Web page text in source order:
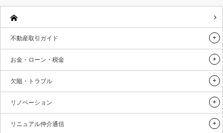
不動産取引ガイド
お金・ローン・税金
欠陥・トラブル
リノベーション
リニュアル仲介通信